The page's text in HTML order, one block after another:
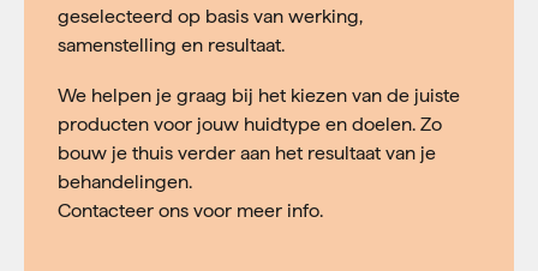
geselecteerd op basis van werking,
samenstelling en resultaat.
We helpen je graag bij het kiezen van de juiste
producten voor jouw huidtype en doelen. Zo
bouw je thuis verder aan het resultaat van je
behandelingen.
Contacteer ons voor meer info.